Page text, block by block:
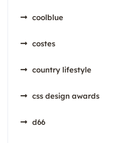
coolblue
costes
country lifestyle
css design awards
d66